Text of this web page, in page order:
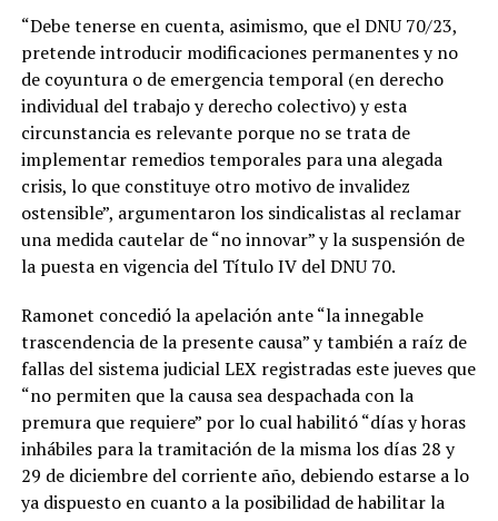
“Debe tenerse en cuenta, asimismo, que el DNU 70/23,
pretende introducir modificaciones permanentes y no
de coyuntura o de emergencia temporal (en derecho
individual del trabajo y derecho colectivo) y esta
circunstancia es relevante porque no se trata de
implementar remedios temporales para una alegada
crisis, lo que constituye otro motivo de invalidez
ostensible”, argumentaron los sindicalistas al reclamar
una medida cautelar de “no innovar” y la suspensión de
la puesta en vigencia del Título IV del DNU 70.
Ramonet concedió la apelación ante “la innegable
trascendencia de la presente causa” y también a raíz de
fallas del sistema judicial LEX registradas este jueves que
“no permiten que la causa sea despachada con la
premura que requiere” por lo cual habilitó “días y horas
inhábiles para la tramitación de la misma los días 28 y
29 de diciembre del corriente año, debiendo estarse a lo
ya dispuesto en cuanto a la posibilidad de habilitar la